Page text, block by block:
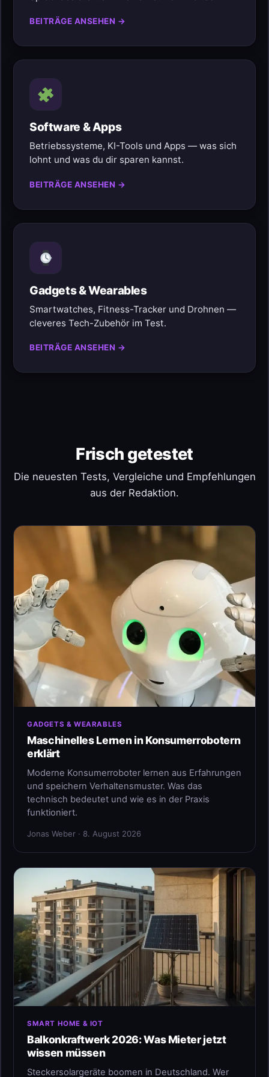
BEITRÄGE ANSEHEN →
Software & Apps
Betriebssysteme, KI-Tools und Apps — was sich
lohnt und was du dir sparen kannst.
BEITRÄGE ANSEHEN →
Gadgets & Wearables
Smartwatches, Fitness-Tracker und Drohnen —
cleveres Tech-Zubehör im Test.
BEITRÄGE ANSEHEN →
Frisch getestet
Die neuesten Tests, Vergleiche und Empfehlungen
aus der Redaktion.
GADGETS & WEARABLES
Maschinelles Lernen in Konsumerrobotern
erklärt
Moderne Konsumerroboter lernen aus Erfahrungen
und speichern Verhaltensmuster. Was das
technisch bedeutet und wie es in der Praxis
funktioniert.
Jonas Weber · 8. August 2026
SMART HOME & IOT
Balkonkraftwerk 2026: Was Mieter jetzt
wissen müssen
Steckersolargeräte boomen in Deutschland. Wer